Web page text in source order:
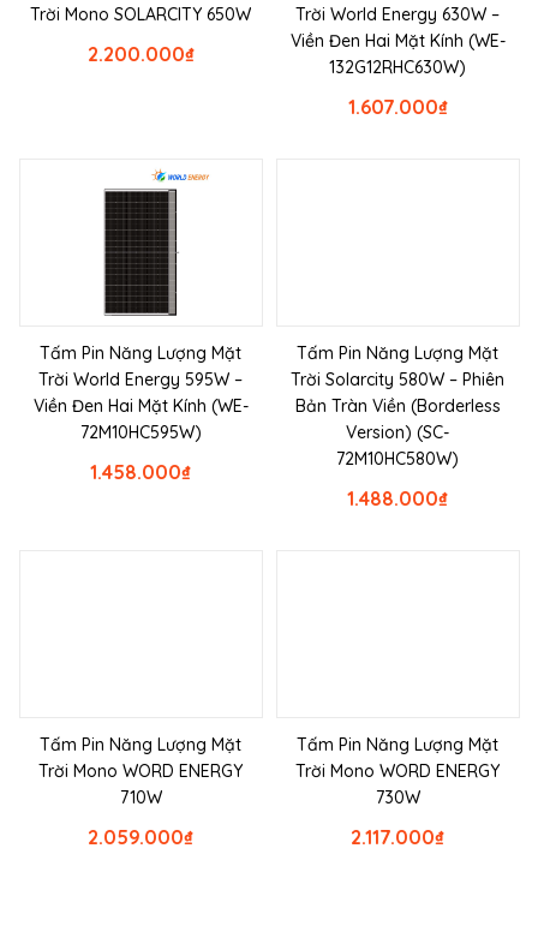
Trời Mono SOLARCITY 650W
₫
2.200.000
Trời World Energy 630W –
Viền Đen Hai Mặt Kính (WE-
132G12RHC630W)
₫
1.607.000
Tấm Pin Năng Lượng Mặt
Trời World Energy 595W –
Viền Đen Hai Mặt Kính (WE-
72M10HC595W)
₫
1.458.000
Tấm Pin Năng Lượng Mặt
Trời Solarcity 580W – Phiên
Bản Tràn Viền (Borderless
Version) (SC-
72M10HC580W)
₫
1.488.000
Tấm Pin Năng Lượng Mặt
Trời Mono WORD ENERGY
710W
₫
2.059.000
Tấm Pin Năng Lượng Mặt
Trời Mono WORD ENERGY
730W
₫
2.117.000